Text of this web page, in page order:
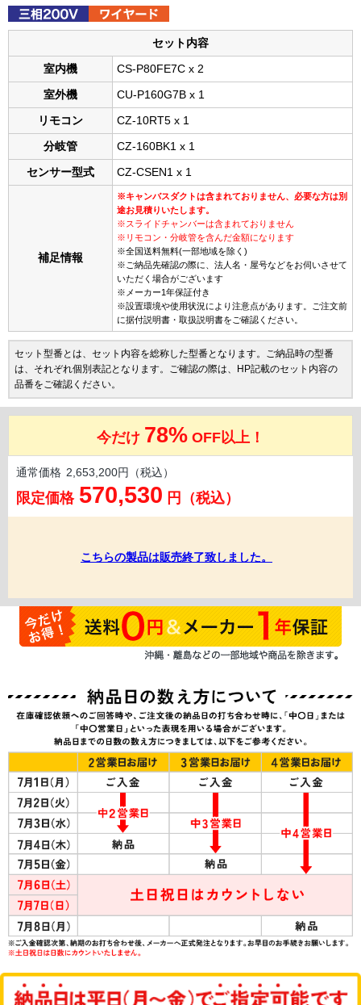
セット内容
室内機 CS-P80FE7C x 2
室外機 CU-P160G7B x 1
リモコン CZ-10RT5 x 1
分岐管 CZ-160BK1 x 1
センサー型式 CZ-CSEN1 x 1
補足情報
※キャンバスダクトは含まれておりません、必要な方は別
途お見積りいたします。
※スライドチャンバーは含まれておりません
※リモコン・分岐管を含んだ金額になります
※全国送料無料(一部地域を除く)
※ご納品先確認の際に、法人名・屋号などをお伺いさせて
いただく場合がございます
※メーカー1年保証付き
※設置環境や使用状況により注意点があります。ご注文前
に据付説明書・取扱説明書をご確認ください。
セット型番とは、セット内容を総称した型番となります。ご納品時の型番
は、それぞれ個別表記となります。ご確認の際は、HP記載のセット内容の
品番をご確認ください。
今だけ 78% OFF以上！
通常価格 2,653,200円（税込）
限定価格 570,530 円（税込）
こちらの製品は販売終了致しました。